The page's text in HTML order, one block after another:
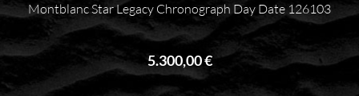
Montblanc Star Legacy Chronograph Day Date 126103
5.300,00 €